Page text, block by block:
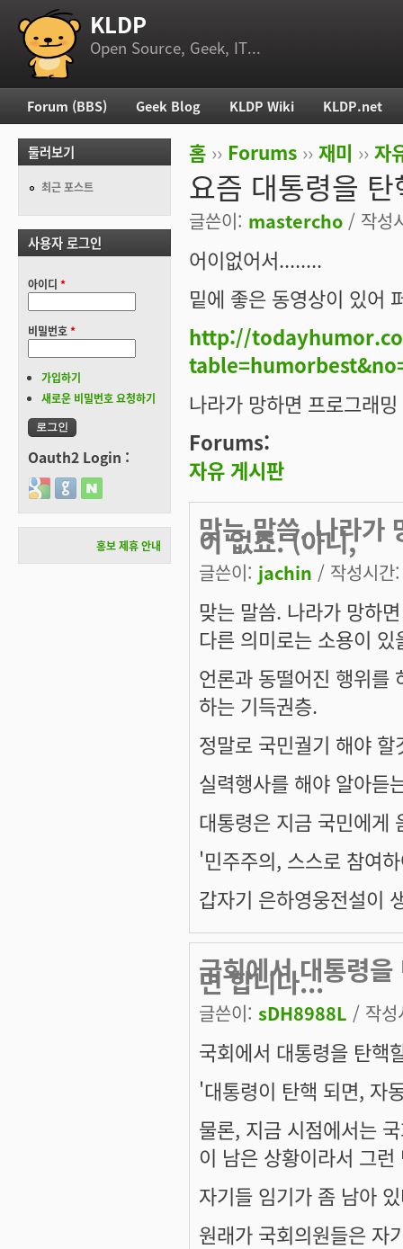
부 메뉴 KLDP
Open Source, Geek, IT...
현재 위치
홈 ›› Forums ›› 재미 ›› 자
요즘 대통령을
글쓴이: mastercho / 작성
어이없어서........
밑에 좋은 동영상이 있어
http://
나라가 망하면 프로그래
Forums:
자유 게시판
맞는 말씀. 나라가
이 없죠. (아니,
글쓴이: jachin / 작성시
맞는 말씀. 나라가 망하
다른 의미로는 소용이
언론과 동떨어진 행위를
하는 기득권층.
정말로 국민궐기 해야 할
실력행사를 해야 알아듣
대통령은 지금 국민에게
'민주주의, 스스로 참여
갑자기 은하영웅전설이
국회에서 대통령
면 합니다...
글쓴이: sDH8988L / 작
국회에서 대통령을 탄핵
'대통령이 탄핵 되면, 자
물론, 지금 시점에서는
이 남은 상황이라서 그
자기들 임기가 좀 남아
원래가 국회의원들은 자
주 메뉴
Forum (BBS) Geek Blog KLDP Wiki KLDP.net
둘러보기
최근 포스트
사용자 로그인
아이디 *
비밀번호*
가입하기
새로운 비밀번호 요청하기
Oauth2 Login :
Login with Google
Login with GitHub
Login with Naver
홍보 제휴 안내